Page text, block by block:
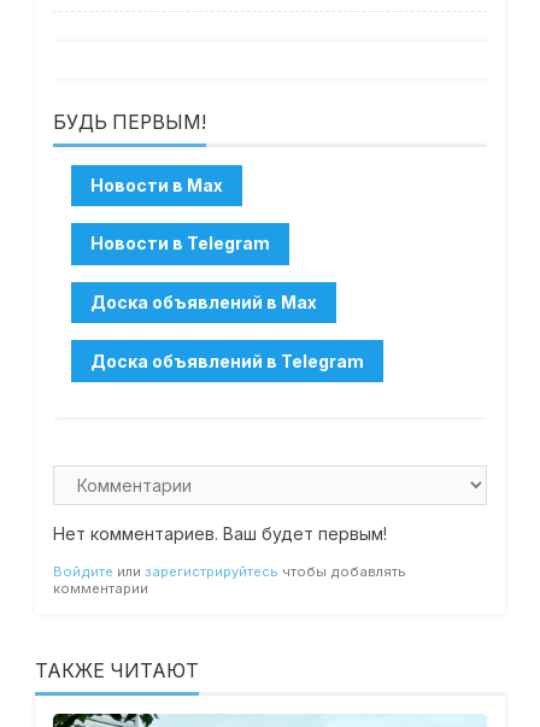
БУДЬ ПЕРВЫМ!
Нет комментариев. Ваш будет первым!
Войдите или зарегистрируйтесь чтобы добавлять
комментарии
ТАКЖЕ ЧИТАЮТ